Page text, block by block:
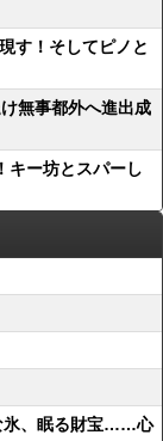
す！そしてピノと
無事都外へ進出成
キー坊とスパーし
氷、眠る財宝……心